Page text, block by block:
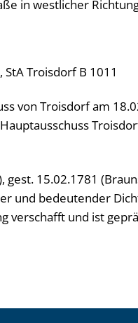
in westlicher
Troisdorf B 1011
von Troisdorf am
gest. 15.02.1781
und bedeutender
verschafft und ist